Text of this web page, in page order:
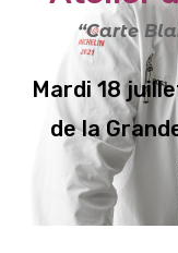
“Carte
Mardi 18
de la